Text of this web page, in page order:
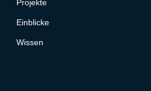
Projekte
Einblicke
Wissen